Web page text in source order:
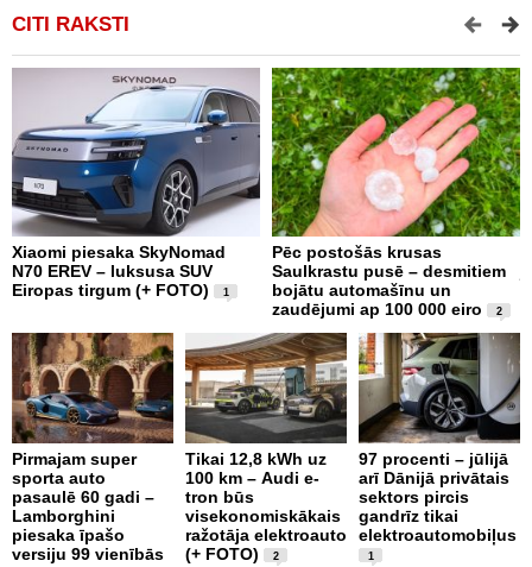
CITI RAKSTI
Xiaomi piesaka SkyNomad
N70 EREV – luksusa SUV
Eiropas tirgum (+ FOTO)
1
Pēc postošās krusas
Saulkrastu pusē – desmitiem
bojātu automašīnu un
zaudējumi ap 100 000 eiro
2
Pirmajam super
sporta auto
pasaulē 60 gadi –
Lamborghini
piesaka īpašo
versiju 99 vienībās
Tikai 12,8 kWh uz
100 km – Audi e-
tron būs
visekonomiskākais
ražotāja elektroauto
(+ FOTO)
2
97 procenti – jūlijā
arī Dānijā privātais
sektors pircis
gandrīz tikai
elektroautomobiļus
1